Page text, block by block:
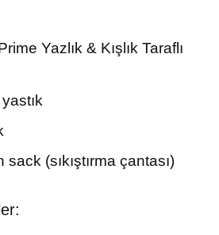
Yazlık & Kışlık Taraflı
(sıkıştırma çantası)